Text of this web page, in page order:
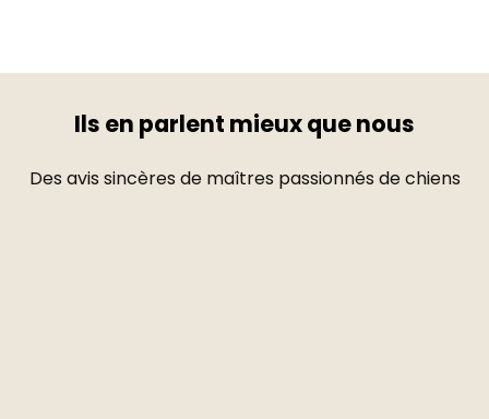
Ils en parlent mieux que nous
Des avis sincères de maîtres passionnés de chiens